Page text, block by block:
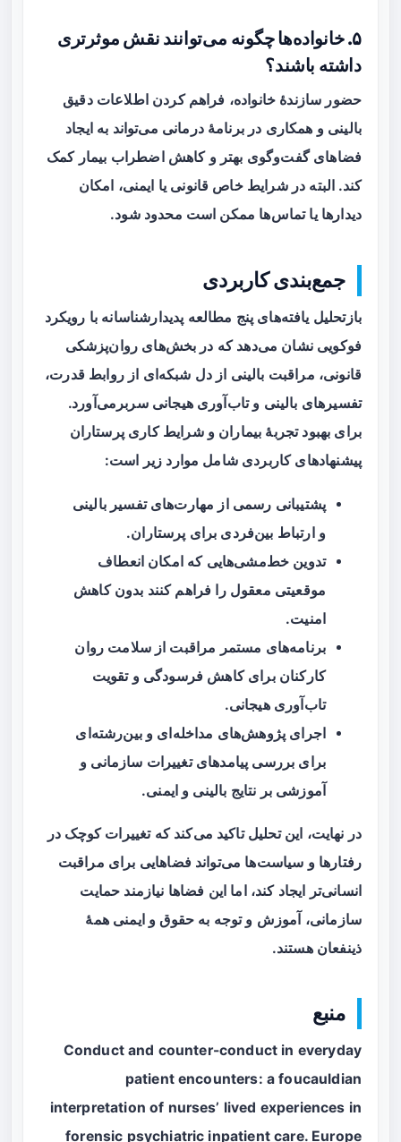
۵. خانواده‌ها چگونه می‌توانند نقش موثرتری
داشته باشند؟
حضور سازندهٔ خانواده، فراهم کردن اطلاعات دقیق
بالینی و همکاری در برنامهٔ درمانی می‌تواند به ایجاد
فضاهای گفت‌وگوی بهتر و کاهش اضطراب بیمار کمک
کند. البته در شرایط خاص قانونی یا ایمنی، امکان
دیدارها یا تماس‌ها ممکن است محدود شود.
جمع‌بندی کاربردی
بازتحلیل یافته‌های پنج مطالعه پدیدارشناسانه با رویکرد
فوکویی نشان می‌دهد که در بخش‌های روان‌پزشکی
قانونی، مراقبت بالینی از دل شبکه‌ای از روابط قدرت،
تفسیرهای بالینی و تاب‌آوری هیجانی سربرمی‌آورد.
برای بهبود تجربهٔ بیماران و شرایط کاری پرستاران
پیشنهادهای کاربردی شامل موارد زیر است:
پشتیبانی رسمی از مهارت‌های تفسیر بالینی
و ارتباط بین‌فردی برای پرستاران.
تدوین خط‌مشی‌هایی که امکان انعطاف
موقعیتی معقول را فراهم کنند بدون کاهش
امنیت.
برنامه‌های مستمر مراقبت از سلامت روان
کارکنان برای کاهش فرسودگی و تقویت
تاب‌آوری هیجانی.
اجرای پژوهش‌های مداخله‌ای و بین‌رشته‌ای
برای بررسی پیامدهای تغییرات سازمانی و
آموزشی بر نتایج بالینی و ایمنی.
در نهایت، این تحلیل تاکید می‌کند که تغییرات کوچک در
رفتارها و سیاست‌ها می‌تواند فضاهایی برای مراقبت
انسانی‌تر ایجاد کند، اما این فضاها نیازمند حمایت
سازمانی، آموزش و توجه به حقوق و ایمنی همهٔ
ذینفعان هستند.
منبع
Conduct and counter-conduct in everyday
patient encounters: a foucauldian
interpretation of nurses’ lived experiences in
forensic psychiatric inpatient care. Europe